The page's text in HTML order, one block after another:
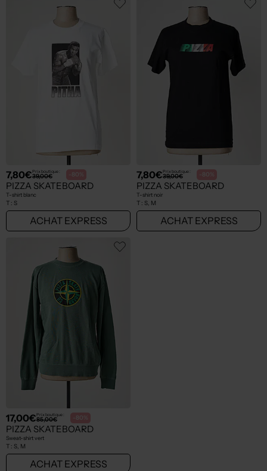
7,80€Prix boutique :
39,00€ -80%
PIZZA SKATEBOARD
T-shirt blanc
T : S
ACHAT EXPRESS
7,80€Prix boutique :
39,00€ -80%
PIZZA SKATEBOARD
T-shirt noir
T : S, M
ACHAT EXPRESS
17,00€Prix boutique :
85,00€ -80%
PIZZA SKATEBOARD
Sweat-shirt vert
T : S, M
ACHAT EXPRESS